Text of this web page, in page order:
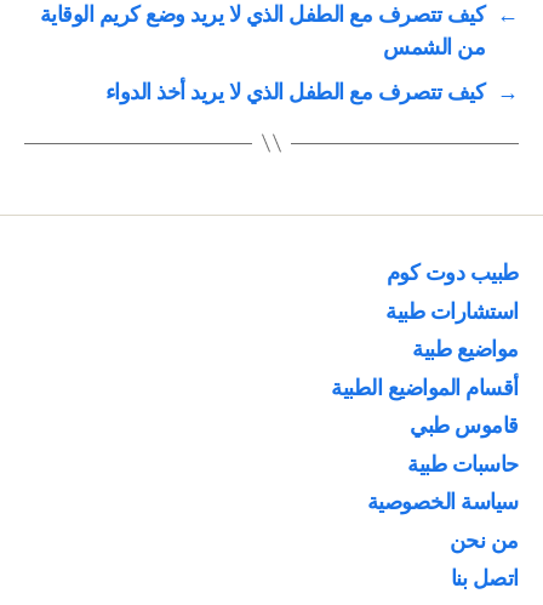
←
كيف تتصرف مع الطفل الذي لا يريد وضع كريم الوقاية
من الشمس
→
كيف تتصرف مع الطفل الذي لا يريد أخذ الدواء
طبيب دوت كوم
استشارات طبية
مواضيع طبية
أقسام المواضيع الطبية
قاموس طبي
حاسبات طبية
سياسة الخصوصية
من نحن
اتصل بنا